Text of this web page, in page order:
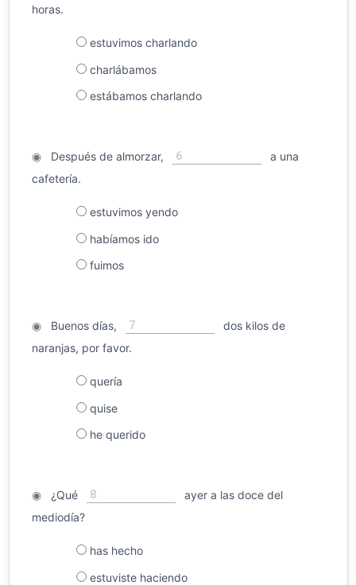
horas.
estuvimos charlando
charlábamos
estábamos charlando
◉Después de almorzar, 6
a una
cafetería.
estuvimos yendo
habíamos ido
fuimos
◉Buenos días, 7
dos kilos de
naranjas, por favor.
quería
quise
he querido
◉¿Qué 8
ayer a las doce del
mediodía?
has hecho
estuviste haciendo